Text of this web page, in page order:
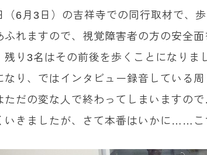
（6月3日）の吉祥寺での同行取材で、
ふれますので、視覚障害者の方の安全
残り3名はその前後を歩くことになり
なり、ではインタビュー録音している
ただの変な人で終わってしまいますの
いきましたが、さて本番はいかに……こ